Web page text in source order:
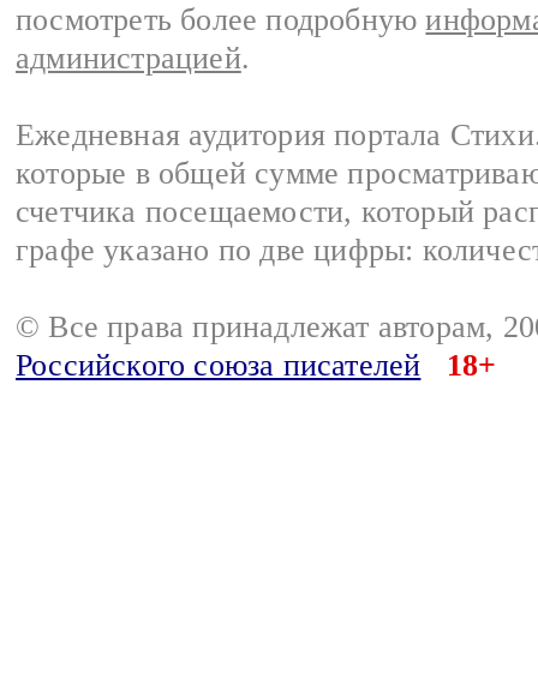
посмотреть более подробную
администрацией.
Ежедневная аудитория портала
которые в общей сумме
счетчика посещаемости, который
графе указано по две цифры:
© Все права принадлежат авторам,
Российского союза писателей
18+